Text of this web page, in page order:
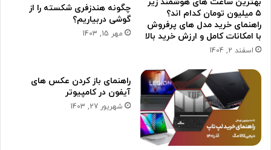
۵ میلیون تومان کدام اند؟
راهنمای خرید مدل های پرفروش
با امکانات کامل و ارزش خرید بالا
اسفند 2, 1404
چگونه هندزفری شکسته را از
گوشی دربیاریم؟
مهر 15, 1403
راهنمای باز کردن عکس های
آیفون در کامپیوتر
شهریور 27, 1403